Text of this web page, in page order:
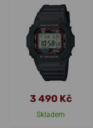
3 490 Kč
Skladem